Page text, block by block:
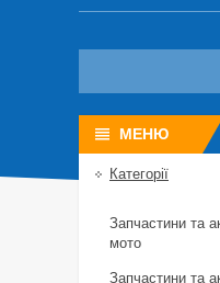
Категорії
Запчастини та
мото
Запчастини та